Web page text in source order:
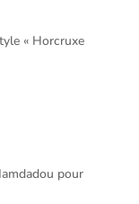
« Horcruxe
pour